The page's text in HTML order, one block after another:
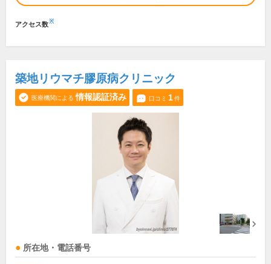
アクセス数※
築地リウマチ膠原病クリニック
医療機関による 情報認証済み 口コミ 1件
所在地・電話番号